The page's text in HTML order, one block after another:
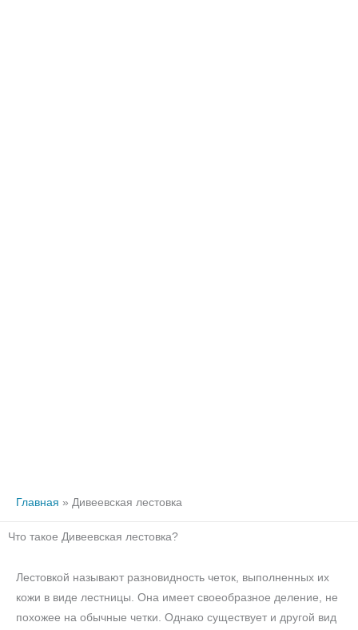
Главная Дивеевская лестовка
Что такое Дивеевская лестовка?
Лестовкой называют разновидность четок, выполненных их
кожи в виде лестницы. Она имеет своеобразное деление, не
похожее на обычные четки. Однако существует и другой вид